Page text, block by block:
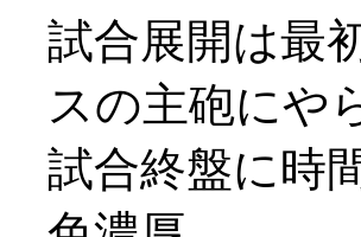
試合展開は最
スの主砲にや
試合終盤に時